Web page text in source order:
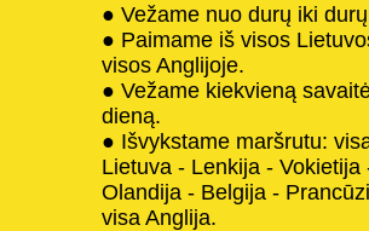
● Vežame nuo durų iki
● Paimame iš visos
visos Anglijoje.
● Vežame kiekvieną
dieną.
● Išvykstame maršrutu:
Lietuva - Lenkija - Vokietija
Olandija - Belgija -
visa Anglija.